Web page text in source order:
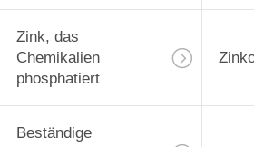
Zink, das
Chemikalien
phosphatiert
Beständige